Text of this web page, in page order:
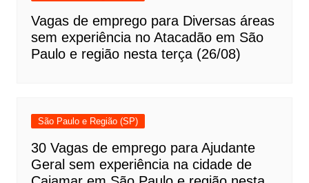
Vagas de emprego para Diversas áreas
sem experiência no Atacadão em São
Paulo e região nesta terça (26/08)
São Paulo e Região (SP)
30 Vagas de emprego para Ajudante
Geral sem experiência na cidade de